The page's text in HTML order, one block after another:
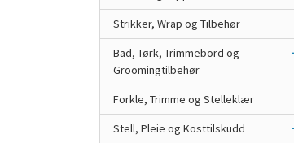
Strikker, Wrap og Tilbehør
Bad, Tørk, Trimmebord og
Groomingtilbehør
Forkle, Trimme og Stelleklær
Stell, Pleie og Kosttilskudd